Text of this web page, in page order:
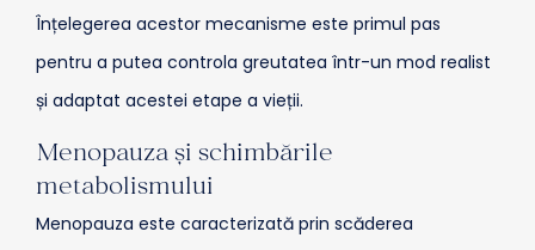
Înțelegerea acestor mecanisme este primul pas
pentru a putea controla greutatea într-un mod realist
și adaptat acestei etape a vieții.
Menopauza și schimbările
metabolismului
Menopauza este caracterizată prin scăderea